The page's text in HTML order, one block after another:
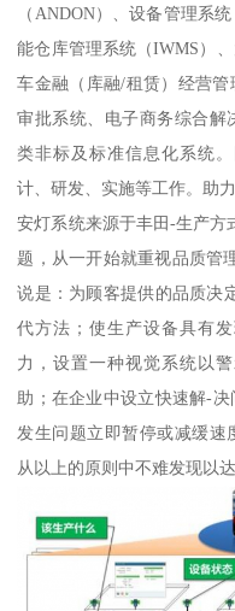
（ANDON）、设备管理系
能仓库管理系统（IWMS）
车金融（库融/租赁）经营
审批系统、电子商务综合解
类非标及标准信息化系统
计、研发、实施等工作。助
安灯系统来源于丰田-生产方
题，从一开始就重视品质管
说是：为顾客提供的品质决
代方法；使生产设备具有
力，设置一种视觉系统以
助；在企业中设立快速解-
发生问题立即暂停或减缓速
从以上的原则中不难发现以